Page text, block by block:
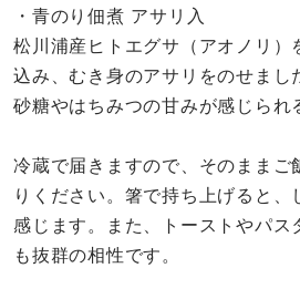
・青のり佃煮 アサリ入
松川浦産ヒトエグサ（アオノリ）
込み、むき身のアサリをのせまし
砂糖やはちみつの甘みが感じられ
冷蔵で届きますので、そのままご
りください。箸で持ち上げると
感じます。また、トーストやパス
も抜群の相性です。